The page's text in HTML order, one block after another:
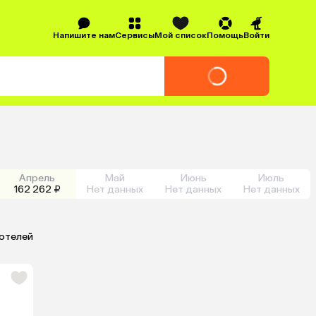
Напишите намСервисыМой списокПомощьВойти
Апрель
162 262 ₽
Май
Нет данных
Июнь
Нет данных
Июль
Нет данных